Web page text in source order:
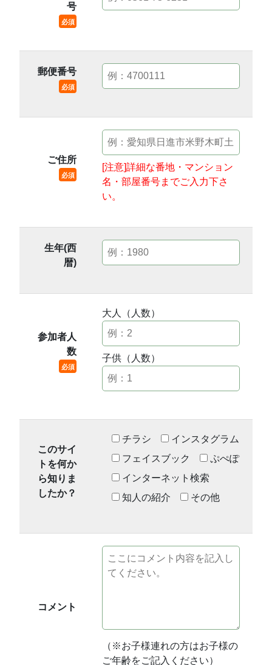
号
必須
郵便番号
必須
ご住所
必須
[注意]詳細な番地・マンション
名・部屋番号までご入力下さ
い。
生年(西
暦)
参加者人
数
必須
大人（人数）
子供（人数）
このサイ
トを何か
ら知りま
したか？
チラシ
インスタグラム
フェイスブック
ぷぺぽ
インターネット検索
知人の紹介
その他
コメント
（※お子様連れの方はお子様の
ご年齢をご記入ください）